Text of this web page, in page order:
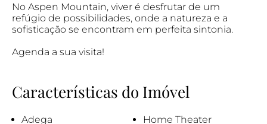
No Aspen Mountain, viver é desfrutar de um
refúgio de possibilidades, onde a natureza e a
sofisticação se encontram em perfeita sintonia.
Agenda a sua visita!
Características do Imóvel
Adega
Home Theater